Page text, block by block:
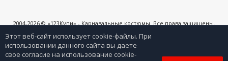
2004-2026 © «123Купи» - Карнавальные костюмы. Все права защищены.
согласия владельцев сайта и при наличии активной ссылки на 123kupi.ru
Этот веб-сайт использует cookie-файлы. При
использовании данного сайта вы даете
свое согласие на использование cookie-